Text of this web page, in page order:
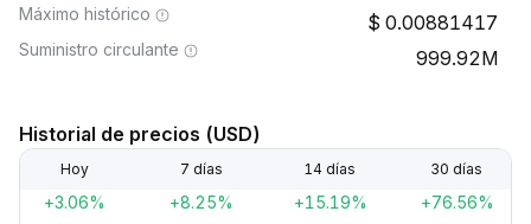
Máximo histórico 0.00881417
Suministro circulante 999.92M
Historial de precios (USD)
Hoy 7 días 14 días 30 días
+3.06% +8.25% +15.19% +76.56%